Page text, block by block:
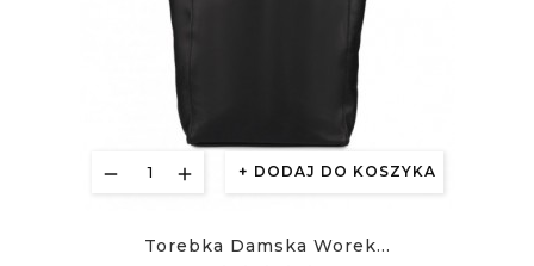
DODAJ DO KOSZYKA
Torebka Damska Worek...